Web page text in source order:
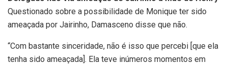
Questionado sobre a possibilidade de Monique ter sido
ameaçada por Jairinho, Damasceno disse que não.
“Com bastante sinceridade, não é isso que percebi [que ela
tenha sido ameaçada]. Ela teve inúmeros momentos em